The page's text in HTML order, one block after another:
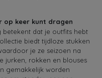
op keer kunt dragen
betekent dat je outfits hebt
biedt tijdloze stukken
je ze seizoen na
jurken, rokken en blouses
gemakkelijk worden